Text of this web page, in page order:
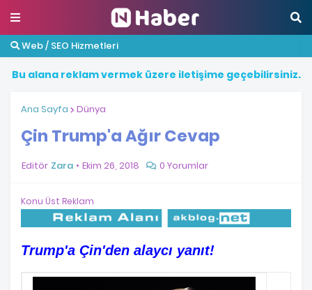
Web / SEO Hizmetleri
Bu alana reklamvermek üzere iletişime geçebilirsiniz.
Ana Sayfa Dünya
Çin Trump'a Ağır Cevap
Editör Zara Ekim 26, 2018 0 Yorumlar
Konu Üst Reklam
Trump'a Çin'den alaycı yanıt!